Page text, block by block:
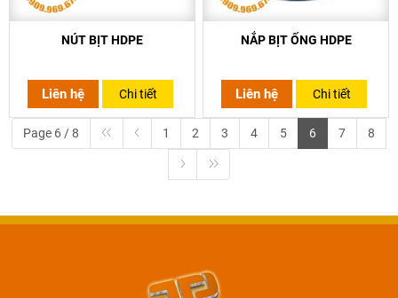
NÚT BỊT HDPE
Liên hệ Chi tiết
NẮP BỊT ỐNG HDPE
Liên hệ Chi tiết
Page 6 / 8 1 2 3 4 5 6 7 8